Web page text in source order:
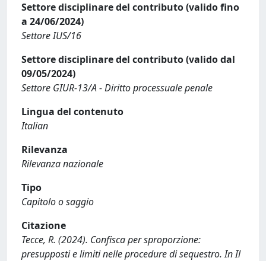
Settore disciplinare del contributo (valido fino
a 24/06/2024)
Settore IUS/16
Settore disciplinare del contributo (valido dal
09/05/2024)
Settore GIUR-13/A - Diritto processuale penale
Lingua del contenuto
Italian
Rilevanza
Rilevanza nazionale
Tipo
Capitolo o saggio
Citazione
Tecce, R. (2024). Confisca per sproporzione:
presupposti e limiti nelle procedure di sequestro. In Il